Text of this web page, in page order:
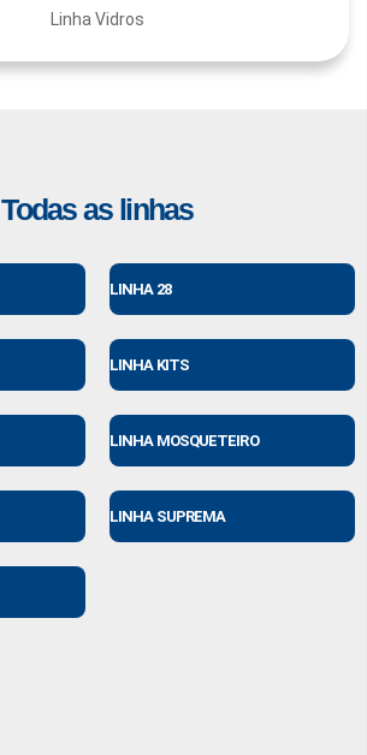
Linha Vidros
Todas as linhas
LINHA 28
LINHA KITS
LINHA MOSQUETEIRO
LINHA SUPREMA